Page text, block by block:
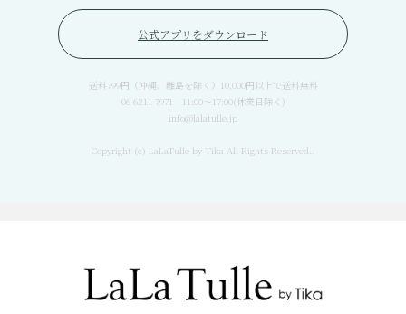
公式アプリをダウンロード
送料799円（沖縄、離島を除く）10,000円以上で送料無料
06-6211-7971 11:00〜17:00(休業日除く)
info@lalatulle.jp
Copyright (c) LaLaTulle by Tika All Rights Reserved..